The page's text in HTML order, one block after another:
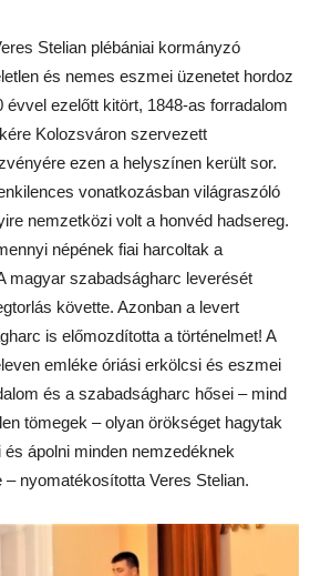
Stelian plébániai kormányzó
és nemes eszmei üzenetet hordoz
évvel ezelőtt kitört, 1848-as forradalom
Kolozsváron szervezett
ezen a helyszínen került sor.
vonatkozásban világraszóló
nemzetközi volt a honvéd hadsereg.
népének fiai harcoltak a
magyar szabadságharc leverését
követte. Azonban a levert
is előmozdította a történelmet! A
emléke óriási erkölcsi és eszmei
és a szabadságharc hősei – mind
tömegek – olyan örökséget hagytak
ápolni minden nemzedéknek
nyomatékosította Veres Stelian.